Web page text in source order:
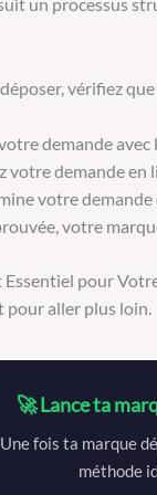
vérifiez
demande avec
votre demande en
votre
votre
pour
aller plus loin.
🚀 Lance ta
Une fois ta marque
méthode